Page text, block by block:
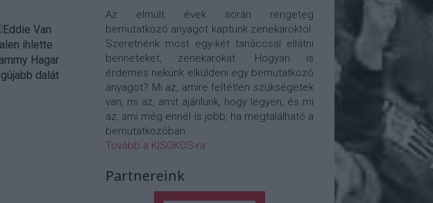
Az elmúlt évek során rengeteg
bemutatkozó anyagot kaptunk zenekaroktól.
Szeretnénk most egy-két tanáccsal ellátni
benneteket, zenekarokat. Hogyan is
érdemes nekünk elküldeni egy bemutatkozó
anyagot? Mi az, amire feltétlen szükségetek
van, mi az, amit ajánlunk, hogy legyen, és mi
az, ami még ennél is jobb, ha megtalálható a
bemutatkozóban.
Tovább a KISOKOS-ra
Partnereink